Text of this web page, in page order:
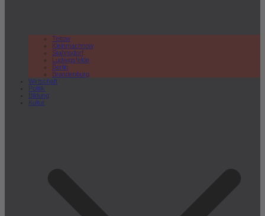
Teltow
Kleinmachnow
Stahnsdorf
Ludwigsfelde
Berlin
Brandenburg
Wirtschaft
Politik
Bildung
Kultur